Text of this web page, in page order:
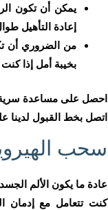
يمكن أن تكون
إعادة التأهيل
من الضروري أن
بخيبة أمل إذا
احصل على مساعدة سرية
اتصل بخط القبول لدينا على مدار 24 ساعة للحصول على
سحب
عادة ما يكون الألم
كنت تتعامل مع إدمان